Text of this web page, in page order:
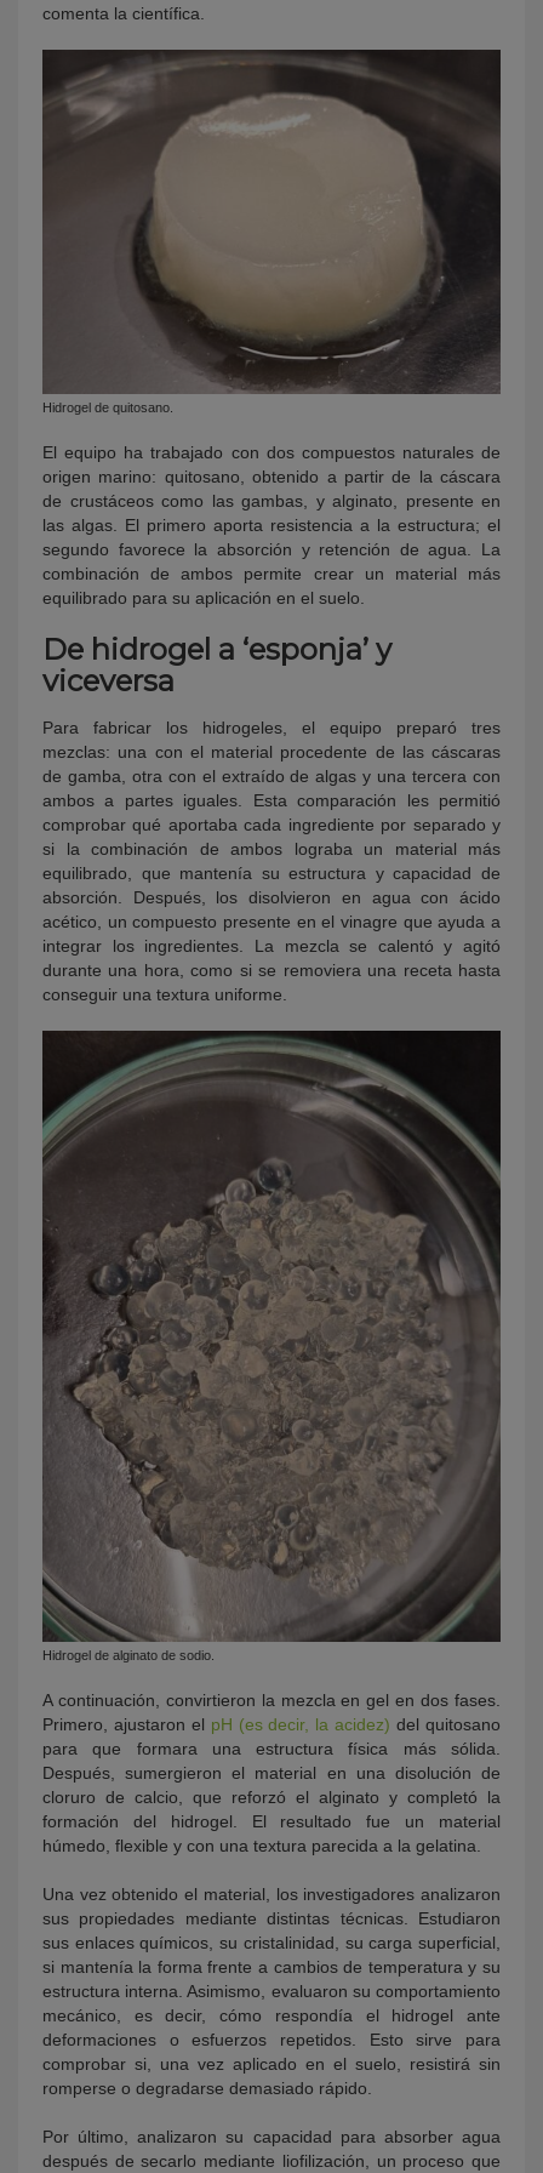
comenta la científica.
Hidrogel de quitosano.
El equipo ha trabajado con dos compuestos naturales de
origen marino: quitosano, obtenido a partir de la cáscara
de crustáceos como las gambas, y alginato, presente en
las algas. El primero aporta resistencia a la estructura; el
segundo favorece la absorción y retención de agua. La
combinación de ambos permite crear un material más
equilibrado para su aplicación en el suelo.
De hidrogel a ‘esponja’ y
viceversa
Para fabricar los hidrogeles, el equipo preparó tres
mezclas: una con el material procedente de las cáscaras
de gamba, otra con el extraído de algas y una tercera con
ambos a partes iguales. Esta comparación les permitió
comprobar qué aportaba cada ingrediente por separado y
si la combinación de ambos lograba un material más
equilibrado, que mantenía su estructura y capacidad de
absorción. Después, los disolvieron en agua con ácido
acético, un compuesto presente en el vinagre que ayuda a
integrar los ingredientes. La mezcla se calentó y agitó
durante una hora, como si se removiera una receta hasta
conseguir una textura uniforme.
Hidrogel de alginato de sodio.
A continuación, convirtieron la mezcla en gel en dos fases.
Primero, ajustaron el pH (es decir, la acidez) del quitosano
para que formara una estructura física más sólida.
Después, sumergieron el material en una disolución de
cloruro de calcio, que reforzó el alginato y completó la
formación del hidrogel. El resultado fue un material
húmedo, flexible y con una textura parecida a la gelatina.
Una vez obtenido el material, los investigadores analizaron
sus propiedades mediante distintas técnicas. Estudiaron
sus enlaces químicos, su cristalinidad, su carga superficial,
si mantenía la forma frente a cambios de temperatura y su
estructura interna. Asimismo, evaluaron su comportamiento
mecánico, es decir, cómo respondía el hidrogel ante
deformaciones o esfuerzos repetidos. Esto sirve para
comprobar si, una vez aplicado en el suelo, resistirá sin
romperse o degradarse demasiado rápido.
Por último, analizaron su capacidad para absorber agua
después de secarlo mediante liofilización, un proceso que